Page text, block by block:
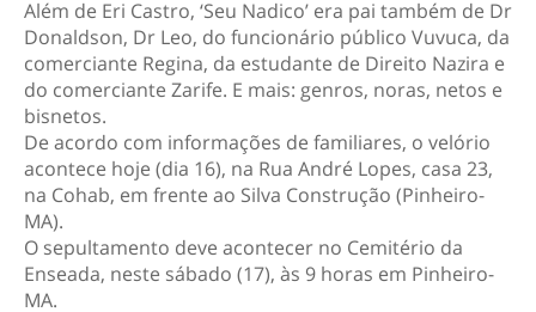
Além de Eri Castro, ‘Seu Nadico’ era pai também de Dr
Donaldson, Dr Leo, do funcionário público Vuvuca, da
comerciante Regina, da estudante de Direito Nazira e
do comerciante Zarife. E mais: genros, noras, netos e
bisnetos.
De acordo com informações de familiares, o velório
acontece hoje (dia 16), na Rua André Lopes, casa 23,
na Cohab, em frente ao Silva Construção (Pinheiro-
MA).
O sepultamento deve acontecer no Cemitério da
Enseada, neste sábado (17), às 9 horas em Pinheiro-
MA.